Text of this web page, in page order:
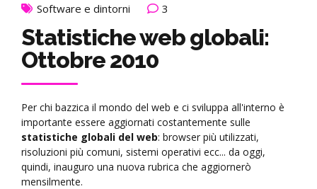
Software e dintorni 3
Statistiche web globali:
Ottobre 2010
Per chi bazzica il mondo del web e ci sviluppa all'interno è
importante essere aggiornati costantemente sulle
statistiche globali del web: browser più utilizzati,
risoluzioni più comuni, sistemi operativi ecc... da oggi,
quindi, inauguro una nuova rubrica che aggiornerò
mensilmente.